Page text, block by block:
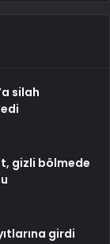
silah
gizli bölmede
girdi